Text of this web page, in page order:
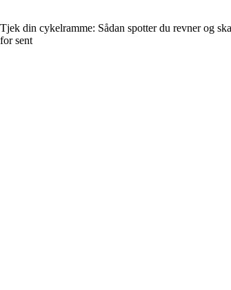
Tjek din cykelramme: Sådan spotter du revner og
for sent